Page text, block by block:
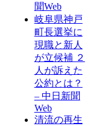
聞Web
岐阜県神戸
町長選挙に
現職と新人
が立候補 ２
人が訴えた
公約とは？
– 中日新聞
Web
清流の再生